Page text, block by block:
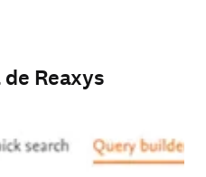
Reaxys